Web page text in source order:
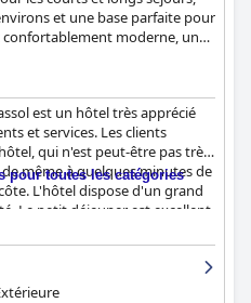
et une base parfaite pour
confortablement moderne, un
est un hôtel très apprécié
et services. Les clients
qui n'est peut-être pas très
même à quelques minutes de
L'hôtel dispose d'un grand
Le petit déjeuner est excellent
le dîner est fantastique avec
sont propres, confortables et
agréables comme des fruits
La propreté de l'hôtel est
pour toutes les catégories